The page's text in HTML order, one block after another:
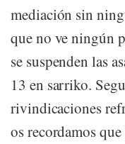
mediación sin
que no ve ningún
se suspenden las
13 en sarriko.
rivindicaciones
os recordamos